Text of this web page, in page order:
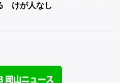
けが人なし